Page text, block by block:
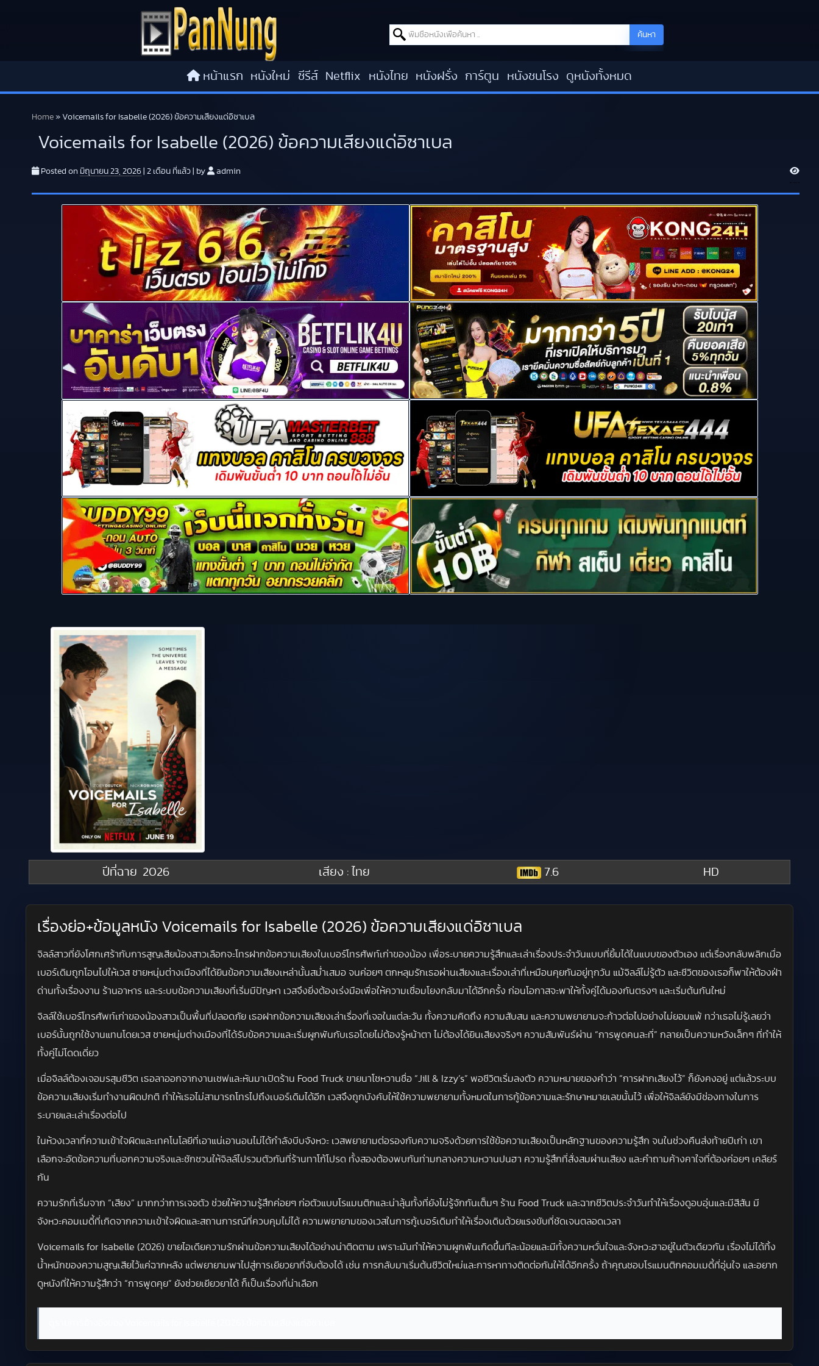
Search for: ค้นหา
หน้าแรก หนังใหม่ ซีรีส์ Netflix หนังไทย หนังฝรั่ง การ์ตูน หนังชนโรง ดูหนังทั้งหมด
Home » Voicemails for Isabelle (2026) ข้อความเสียงแด่อิซาเบล
Voicemails for Isabelle (2026) ข้อความเสียงแด่อิซาเบล
Posted on มิถุนายน 23, 2026 2 เดือน ที่แล้ว by admin V
i
ปีที่ฉาย 2026 เสียง : ไทย 7.6 HD
เรื่องย่อ+ข้อมูลหนัง Voicemails for Isabelle (2026) ข้อความเสียงแด่อิซาเบล
จิลล์สาวที่ยังโศกเศร้ากับการสูญเสียน้องสาวเลือกจะโทรฝากข้อความเสียงในเบอร์โทรศัพท์เก่าของน้อง เพื่อระบายความรู้สึกและเล่าเรื่องประจำวันแบบที่ยิ้มได้ในแบบของตัวเอง แต่เรื่องกลับพลิกเมื่อ
เบอร์เดิมถูกโอนไปให้เวส ชายหนุ่มต่างเมืองที่ได้ยินข้อความเสียงเหล่านั้นสม่ำเสมอ จนค่อยๆ ตกหลุมรักเธอผ่านเสียงและเรื่องเล่าที่เหมือนคุยกันอยู่ทุกวัน แม้จิลล์ไม่รู้ตัว และชีวิตของเธอก็พาให้ต้องฝ่า
ด่านทั้งเรื่องงาน ร้านอาหาร และระบบข้อความเสียงที่เริ่มมีปัญหา เวสจึงยิ่งต้องเร่งมือเพื่อให้ความเชื่อมโยงกลับมาได้อีกครั้ง ก่อนโอกาสจะพาให้ทั้งคู่ได้มองกันตรงๆ และเริ่มต้นกันใหม่
จิลล์ใช้เบอร์โทรศัพท์เก่าของน้องสาวเป็นพื้นที่ปลอดภัย เธอฝากข้อความเสียงเล่าเรื่องที่เจอในแต่ละวัน ทั้งความคิดถึง ความสับสน และความพยายามจะก้าวต่อไปอย่างไม่ยอมแพ้ ทว่าเธอไม่รู้เลยว่า
เบอร์นั้นถูกใช้งานแทนโดยเวส ชายหนุ่มต่างเมืองที่ได้รับข้อความและเริ่มผูกพันกับเธอโดยไม่ต้องรู้หน้าตา ไม่ต้องได้ยินเสียงจริงๆ ความสัมพันธ์ผ่าน “การพูดคนละที่” กลายเป็นความหวังเล็กๆ ที่ทำให้
ทั้งคู่ไม่โดดเดี่ยว
เมื่อจิลล์ต้องเจอมรสุมชีวิต เธอลาออกจากงานเชฟและหันมาเปิดร้าน Food Truck ขายนาโชหวานชื่อ “Jill & Izzy’s” พอชีวิตเริ่มลงตัว ความหมายของคำว่า “การฝากเสียงไว้” ก็ยังคงอยู่ แต่แล้วระบบ
ข้อความเสียงเริ่มทำงานผิดปกติ ทำให้เธอไม่สามารถโทรไปถึงเบอร์เดิมได้อีก เวสจึงถูกบังคับให้ใช้ความพยายามทั้งหมดในการกู้ข้อความและรักษาหมายเลขนั้นไว้ เพื่อให้จิลล์ยังมีช่องทางในการ
ระบายและเล่าเรื่องต่อไป
ในห้วงเวลาที่ความเข้าใจผิดและเทคโนโลยีที่เอาแน่เอานอนไม่ได้กำลังบีบจังหวะ เวสพยายามต่อรองกับความจริงด้วยการใช้ข้อความเสียงเป็นหลักฐานของความรู้สึก จนในช่วงคืนส่งท้ายปีเก่า เขา
เลือกจะอัดข้อความที่บอกความจริงและชักชวนให้จิลล์ไปรวมตัวกันที่ร้านทาโก้โปรด ทั้งสองต้องพบกันท่ามกลางความหวานปนฮา ความรู้สึกที่สั่งสมผ่านเสียง และคำถามค้างคาใจที่ต้องค่อยๆ เคลียร์
กัน
ความรักที่เริ่มจาก “เสียง” มากกว่าการเจอตัว ช่วยให้ความรู้สึกค่อยๆ ก่อตัวแบบโรแมนติกและน่าลุ้นทั้งที่ยังไม่รู้จักกันเต็มๆ ร้าน Food Truck และฉากชีวิตประจำวันทำให้เรื่องดูอบอุ่นและมีสีสัน มี
จังหวะคอมเมดี้ที่เกิดจากความเข้าใจผิดและสถานการณ์ที่ควบคุมไม่ได้ ความพยายามของเวสในการกู้เบอร์เดิมทำให้เรื่องเดินด้วยแรงขับที่ชัดเจนตลอดเวลา
Voicemails for Isabelle (2026) ขายไอเดียความรักผ่านข้อความเสียงได้อย่างน่าติดตาม เพราะมันทำให้ความผูกพันเกิดขึ้นทีละน้อยและมีทั้งความหวั่นใจและจังหวะฮาอยู่ในตัวเดียวกัน เรื่องไม่ได้ทิ้ง
น้ำหนักของความสูญเสียไว้แค่ฉากหลัง แต่พยายามพาไปสู่การเยียวยาที่จับต้องได้ เช่น การกลับมาเริ่มต้นชีวิตใหม่และการหาทางติดต่อกันให้ได้อีกครั้ง ถ้าคุณชอบโรแมนติกคอมเมดี้ที่อุ่นใจ และอยาก
ดูหนังที่ให้ความรู้สึกว่า “การพูดคุย” ยังช่วยเยียวยาได้ ก็เป็นเรื่องที่น่าเลือก